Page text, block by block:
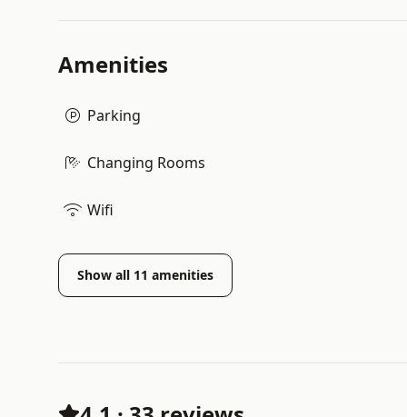
Amenities
Parking
Changing Rooms
Wifi
Show all 11 amenities